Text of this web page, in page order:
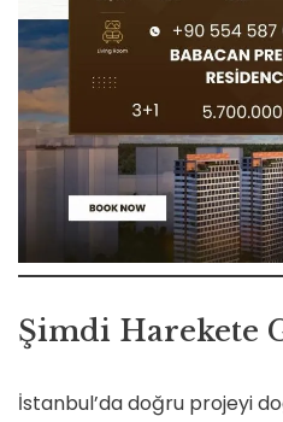
Şimdi Harekete
İstanbul’da doğru projeyi